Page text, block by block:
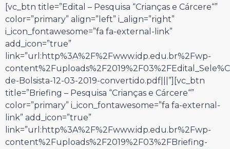
[vc_btn title=”Edital – Pesquisa “Crianças e Cárcere“”
color=”primary” align=”left” i_align=”right”
i_icon_fontawesome=”fa fa-external-link”
add_icon=”true”
link=”url:http%3A%2F%2Fwww.idp.edu.br%2Fwp-
de-Bolsista-12-03-2019-convertido.pdf|||”][vc_btn
title=”Briefing – Pesquisa “Crianças e Cárcere“”
color=”primary” i_icon_fontawesome=”fa fa-external-
link” add_icon=”true”
link=”url:http%3A%2F%2Fwww.idp.edu.br%2Fwp-
content%2Fuploads%2F2019%2F03%2FBriefing-